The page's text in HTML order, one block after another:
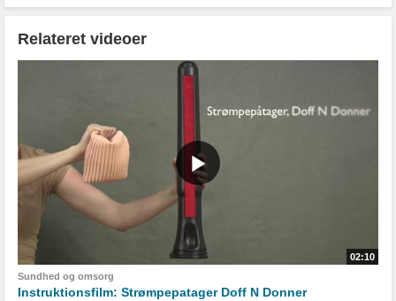
Relateret videoer
02:10
Sundhed og omsorg
Instruktionsfilm: Strømpepatager Doff N Donner